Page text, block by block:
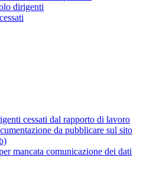
dirigenti
cessati dal rapporto di lavoro
da pubblicare sul sito
mancata comunicazione dei dati